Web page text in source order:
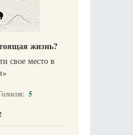
жизнь?
свое место в
5